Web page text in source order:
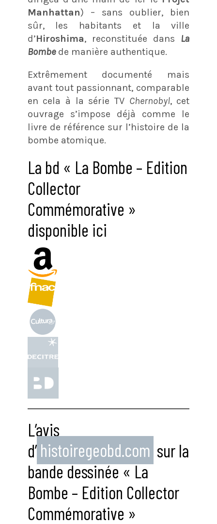
Manhattan) – sans oublier, bien
sûr, les habitants et la ville
d’Hiroshima, reconstituée dans La
Bombede manière authentique.
Extrêmement documenté mais
avant tout passionnant, comparable
en cela à la série TV Chernobyl, cet
ouvrage s’impose déjà comme le
livre de référence sur l’histoire de la
bombe atomique.
La bd « La Bombe – Edition
Collector
Commémorative »
disponible ici
L’avis
d’ histoiregeobd.com sur la
bande dessinée « La
Bombe – Edition Collector
Commémorative »